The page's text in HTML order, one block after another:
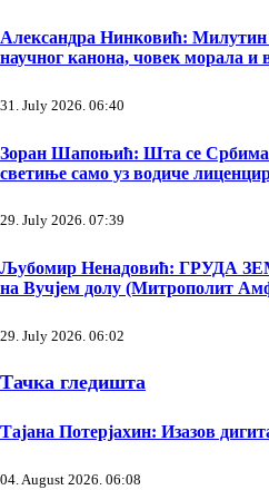
Александра Нинковић:
научног канона, човек морала и
31. July 2026. 06:40
Зоран Шапоњић: Шта се
светиње само уз водиче
29. July 2026. 07:39
Љубомир Ненадовић: ГРУДА
на Вучјем долу (Митрополит
29. July 2026. 06:02
Тачка гледишта
Тајана Потерјахин: Изазов
04. August 2026. 06:08